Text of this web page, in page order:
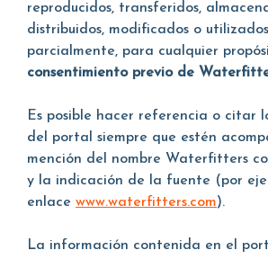
reproducidos, transferidos,
distribuidos, modificados o
parcialmente, para cualquier
consentimiento previo de
Es posible hacer referencia o citar
del portal siempre que estén
mención del nombre Waterfitters
y la indicación de la fuente (por
enlace www.waterfitters.com).
La información contenida en el